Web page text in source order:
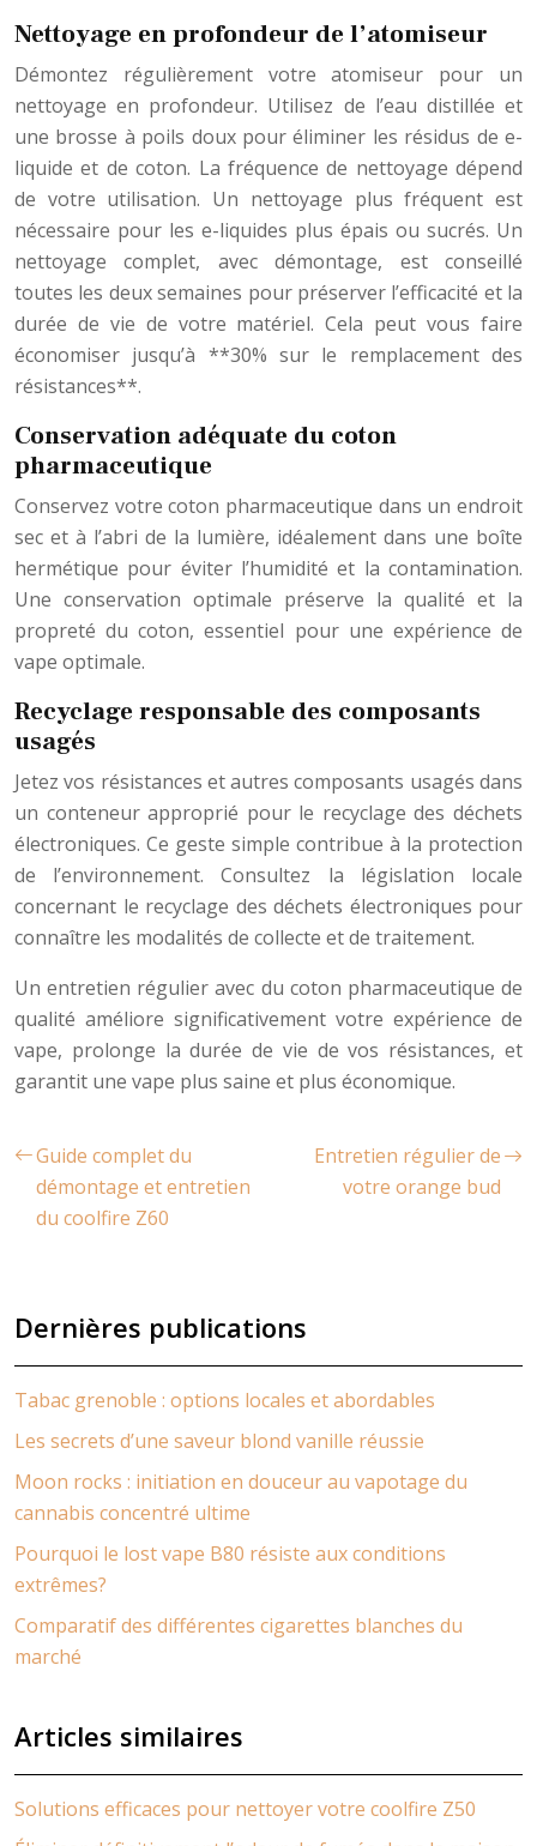
Nettoyage en profondeur de l’atomiseur
Démontez régulièrement votre atomiseur pour un
nettoyage en profondeur. Utilisez de l’eau distillée et
une brosse à poils doux pour éliminer les résidus de e-
liquide et de coton. La fréquence de nettoyage dépend
de votre utilisation. Un nettoyage plus fréquent est
nécessaire pour les e-liquides plus épais ou sucrés. Un
nettoyage complet, avec démontage, est conseillé
toutes les deux semaines pour préserver l’efficacité et la
durée de vie de votre matériel. Cela peut vous faire
économiser jusqu’à **30% sur le remplacement des
résistances**.
Conservation adéquate du coton
pharmaceutique
Conservez votre coton pharmaceutique dans un endroit
sec et à l’abri de la lumière, idéalement dans une boîte
hermétique pour éviter l’humidité et la contamination.
Une conservation optimale préserve la qualité et la
propreté du coton, essentiel pour une expérience de
vape optimale.
Recyclage responsable des composants
usagés
Jetez vos résistances et autres composants usagés dans
un conteneur approprié pour le recyclage des déchets
électroniques. Ce geste simple contribue à la protection
de l’environnement. Consultez la législation locale
concernant le recyclage des déchets électroniques pour
connaître les modalités de collecte et de traitement.
Un entretien régulier avec du coton pharmaceutique de
qualité améliore significativement votre expérience de
vape, prolonge la durée de vie de vos résistances, et
garantit une vape plus saine et plus économique.
Guide complet du
démontage et entretien
du coolfire Z60
Entretien régulier de
votre orange bud
Dernières publications
Tabac grenoble : options locales et abordables
Les secrets d’une saveur blond vanille réussie
Moon rocks : initiation en douceur au vapotage du
cannabis concentré ultime
Pourquoi le lost vape B80 résiste aux conditions
extrêmes?
Comparatif des différentes cigarettes blanches du
marché
Articles similaires
Solutions efficaces pour nettoyer votre coolfire Z50